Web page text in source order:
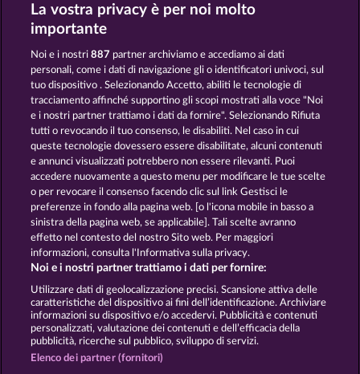
Piggy Kings 7 Supernova Fruits
Total Eclipse 40 Sevens
Termini e condizioni
Informativa sulla privacy e cookies
Note legali Società FAQ
La vostra privacy è per noi molto
importante
Noi e i nostri887 partner archiviamo e accediamo ai dati
personali, come i dati di navigazione gli o identificatori univoci, sul
tuo dispositivo . Selezionando Accetto, abiliti le tecnologie di
tracciamento affinché supportino gli scopi mostrati alla voce "Noi
e i nostri partner trattiamo i dati da fornire". Selezionando Rifiuta
tutti o revocando il tuo consenso, le disabiliti. Nel caso in cui
queste tecnologie dovessero essere disabilitate, alcuni contenuti
e annunci visualizzati potrebbero non essere rilevanti. Puoi
accedere nuovamente a questo menu per modificare le tue scelte
o per revocare il consenso facendo clic sul link Gestisci le
preferenze in fondo alla pagina web. [o l'icona mobile in basso a
sinistra della pagina web, se applicabile]. Tali scelte avranno
effetto nel contesto del nostro Sito web. Per maggiori
informazioni, consulta l'Informativa sulla privacy.
Noi e i nostri partner trattiamo i dati per fornire:
Utilizzare dati di geolocalizzazione precisi. Scansione attiva delle
caratteristiche del dispositivo ai fini dell’identificazione. Archiviare
informazioni su dispositivo e/o accedervi. Pubblicità e contenuti
personalizzati, valutazione dei contenuti e dell’efficacia della
pubblicità, ricerche sul pubblico, sviluppo di servizi.
Elenco dei partner (fornitori)